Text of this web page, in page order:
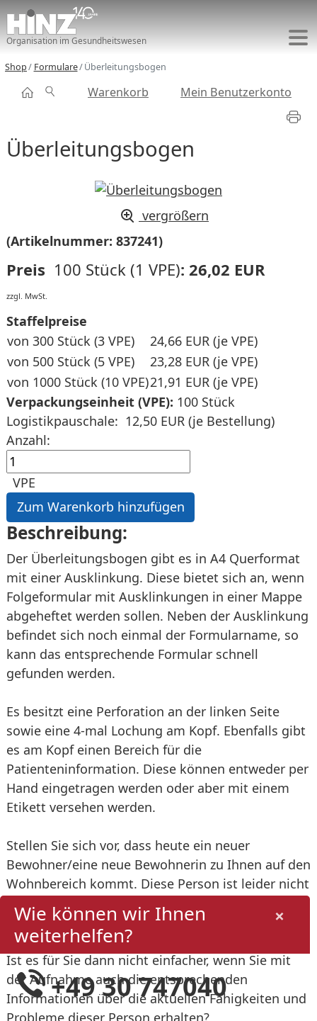
Organisation im Gesundheitswesen
Wie können wir Ihnen
weiterhelfen?
+49 30 747040
×
Shop Formulare Überleitungsbogen
Warenkorb Mein Benutzerkonto
Überleitungsbogen
vergrößern
(Artikelnummer: 837241)
Preis 100 Stück (1 VPE): 26,02 EUR
zzgl. MwSt.
Staffelpreise
von 300 Stück (3 VPE)
24,66 EUR (je VPE)
von 500 Stück (5 VPE)
23,28 EUR (je VPE)
von 1000 Stück (10 VPE)21,91 EUR (je VPE)
Verpackungseinheit (VPE): 100 Stück
Logistikpauschale: 12,50 EUR (je Bestellung)
Anzahl:
VPE
Beschreibung:
Der Überleitungsbogen gibt es in A4 Querformat
mit einer Ausklinkung. Diese bietet sich an, wenn
Folgeformular mit Ausklinkungen in einer Mappe
abgeheftet werden sollen. Neben der Ausklinkung
befindet sich noch einmal der Formularname, so
kann das entsprechende Formular schnell
gefunden werden.
Es besitzt eine Perforation an der linken Seite
sowie eine 4-mal Lochung am Kopf. Ebenfalls gibt
es am Kopf einen Bereich für die
Patienteninformation. Diese können entweder per
Hand eingetragen werden oder aber mit einem
Etikett versehen werden.
Stellen Sie sich vor, dass heute ein neuer
Bewohner/eine neue Bewohnerin zu Ihnen auf den
Wohnbereich kommt. Diese Person ist leider nicht
in der Lage, Ihnen Auskunft zu geben und hat
unter Umständen sogar keinen, der das
stellvertretend machen könnte.
Ist es für Sie dann nicht einfacher, wenn Sie mit
der Aufnahme auch die entsprechenden
Informationen über die aktuellen Fähigkeiten und
Probleme dieser Person erhalten?